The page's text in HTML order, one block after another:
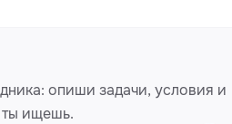
опиши задачи, условия и
ищешь.